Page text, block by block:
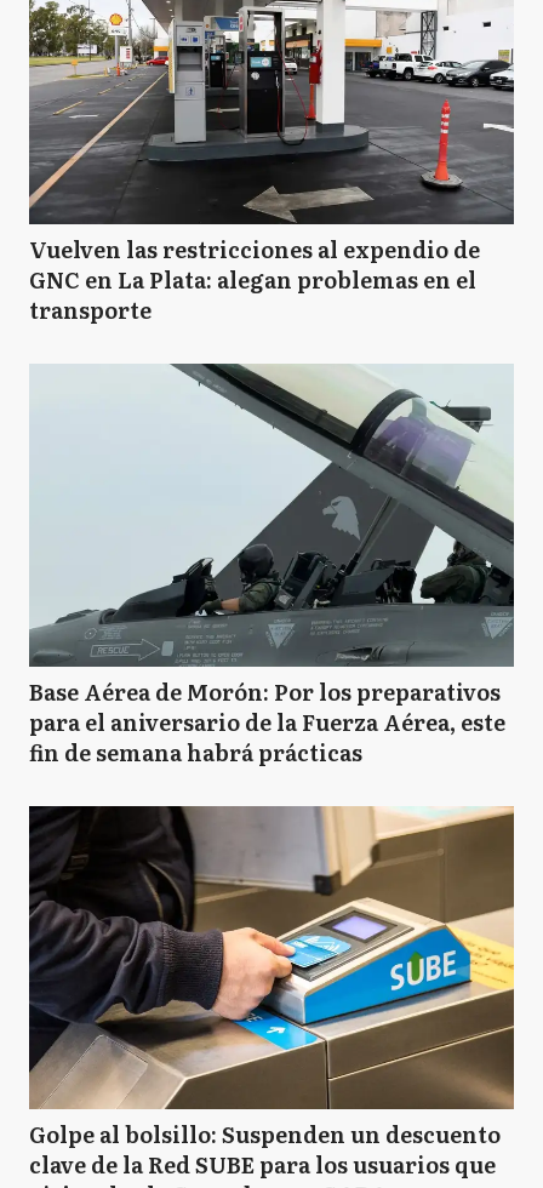
Vuelven las restricciones al expendio de
GNC en La Plata: alegan problemas en el
transporte
Base Aérea de Morón: Por los preparativos
para el aniversario de la Fuerza Aérea, este
fin de semana habrá prácticas
Golpe al bolsillo: Suspenden un descuento
clave de la Red SUBE para los usuarios que